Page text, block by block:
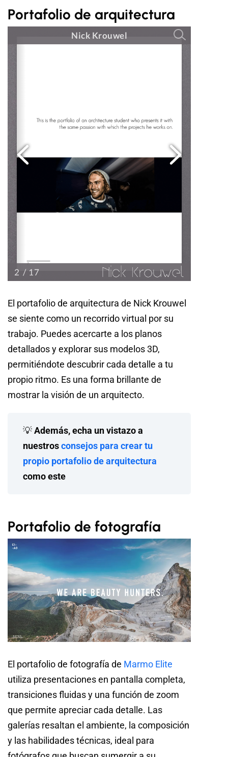
Portafolio de arquitectura
El portafolio de arquitectura de Nick Krouwel
se siente como un recorrido virtual por su
trabajo. Puedes acercarte a los planos
detallados y explorar sus modelos 3D,
permitiéndote descubrir cada detalle a tu
propio ritmo. Es una forma brillante de
mostrar la visión de un arquitecto.
💡Además, echa un vistazo a
nuestrosconsejos para crear tu
propio portafolio de arquitectura
como este
Portafolio de fotografía
El portafolio de fotografía de Marmo Elite
utiliza presentaciones en pantalla completa,
transiciones fluidas y una función de zoom
que permite apreciar cada detalle. Las
galerías resaltan el ambiente, la composición
y las habilidades técnicas, ideal para